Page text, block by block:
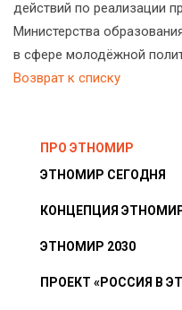
действий по реализации
Министерства
в сфере молодёжной
Возврат к списку
ПРО ЭТНОМИР
ЭТНОМИР СЕГОДНЯ
КОНЦЕПЦИЯ
ЭТНОМИР 2030
ПРОЕКТ «РОССИЯ В